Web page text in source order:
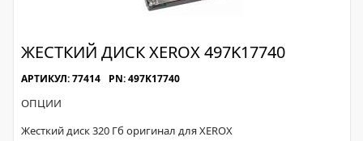
ЖЕСТКИЙ ДИСК XEROX 497K17740
АРТИКУЛ: 77414 PN: 497K17740
ОПЦИИ
Жесткий диск 320 Гб оригинал для XEROX